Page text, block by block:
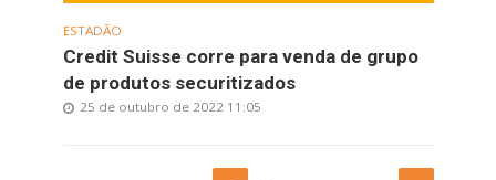
ESTADÃO
Credit Suisse corre para venda de grupo
de produtos securitizados
25 de outubro de 2022 11:05